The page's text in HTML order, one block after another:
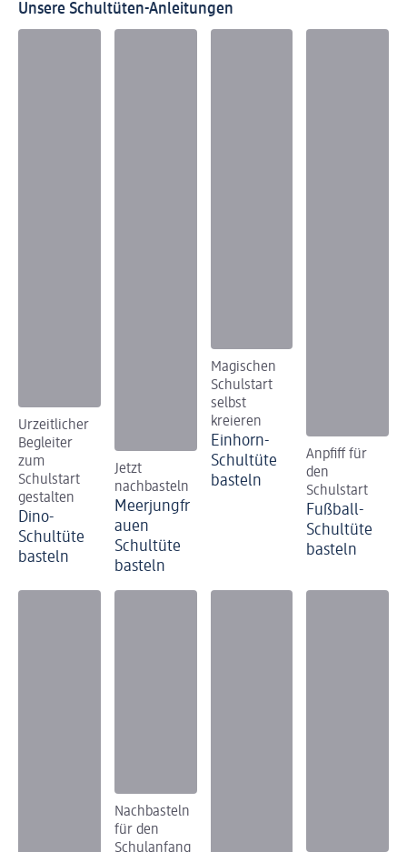
Unsere Schultüten-Anleitungen
Urzeitlicher
Begleiter
zum
Schulstart
gestalten
Dino-
Schultüte
basteln
Jetzt
nachbasteln
Meerjungfr
auen
Schultüte
basteln
Magischen
Schulstart
selbst
kreieren
Einhorn-
Schultüte
basteln
Anpfiff für
den
Schulstart
Fußball-
Schultüte
basteln
Nachbasteln
für den
Schulanfang